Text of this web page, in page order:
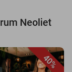
Neoliet
40%